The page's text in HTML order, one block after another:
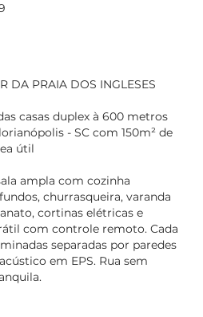
DA PRAIA DOS INGLESES
casas duplex à 600 metros
- SC com 150m² de
útil
ampla com cozinha
churrasqueira, varanda
cortinas elétricas e
com controle remoto. Cada
separadas por paredes
em EPS. Rua sem